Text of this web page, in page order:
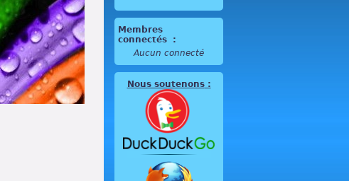
Membres
connectés
:
Aucun connecté
Nous soutenons: